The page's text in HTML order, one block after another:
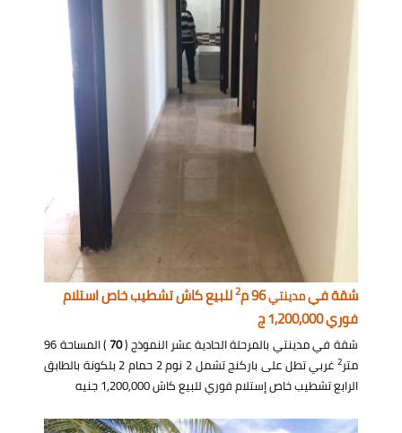
شقة فيمدينتي96 م 2للبيع كاش تشطيب خاص استلام
فوري 1,200,000 ج
شقة في مدينتي بالمرحلة الحادية عشر النموذج (70
) المساحة 96
متر2
غربي تطل على باركنج تشمل 2 نوم 2 حمام 2 بلكونة بالطابق
الرابع تشطيب خاص إستلام فوري للبيع كاش 1,200,000 جنيه